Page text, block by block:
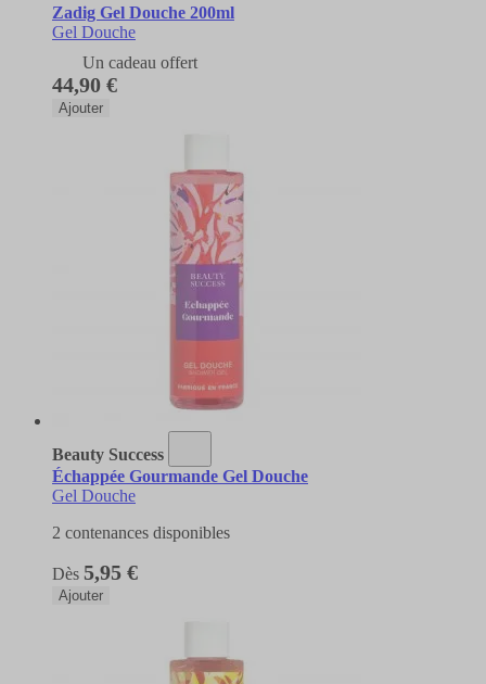
Zadig Gel Douche 200ml
Gel Douche
Un cadeau offert
44,90 €
Ajouter
Beauty Success
Échappée Gourmande Gel Douche
Gel Douche
2 contenances disponibles
Dès 5,95 €
Ajouter